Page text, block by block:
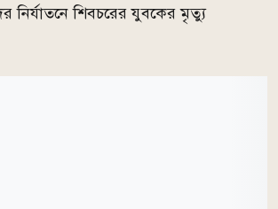
নির্যাতনে শিবচরের যুবকের মৃত্যু